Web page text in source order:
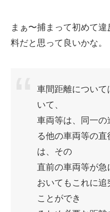
まぁ〜捕まって初めて
料だと思って良いかな。
車間距離につい
いて、
車両等は、同一
る他の車両等の直
は、その
直前の車両等が
おいてもこれに
ことができ